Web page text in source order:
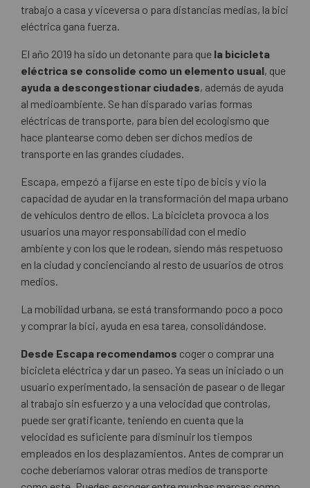
trabajo a casa y viceversa o para distancias medias, la bici
eléctrica gana fuerza.
El año 2019 ha sido un detonante para que la bicicleta
eléctrica se consolide como un elemento usual, que
ayuda a descongestionar ciudades, además de ayuda
al medioambiente. Se han disparado varias formas
eléctricas de transporte, para bien del ecologismo que
hace plantearse como deben ser dichos medios de
transporte en las grandes ciudades.
Escapa, empezó a fijarse en este tipo de bicis y vio la
capacidad de ayudar en la transformación del mapa urbano
de vehículos dentro de ellos. La bicicleta provoca a los
usuarios una mayor responsabilidad con el medio
ambiente y con los que le rodean, siendo más respetuoso
en la ciudad y concienciando al resto de usuarios de otros
medios.
La mobilidad urbana, se está transformando poco a poco
y comprar la bici, ayuda en esa tarea, consolidándose.
Desde Escapa recomendamos coger o comprar una
bicicleta eléctrica y dar un paseo. Ya seas un iniciado o un
usuario experimentado, la sensación de pasear o de llegar
al trabajo sin esfuerzo y a una velocidad que controlas,
puede ser gratificante, teniendo en cuenta que la
velocidad es suficiente para disminuir los tiempos
empleados en los desplazamientos. Antes de comprar un
coche deberíamos valorar otras medios de transporte